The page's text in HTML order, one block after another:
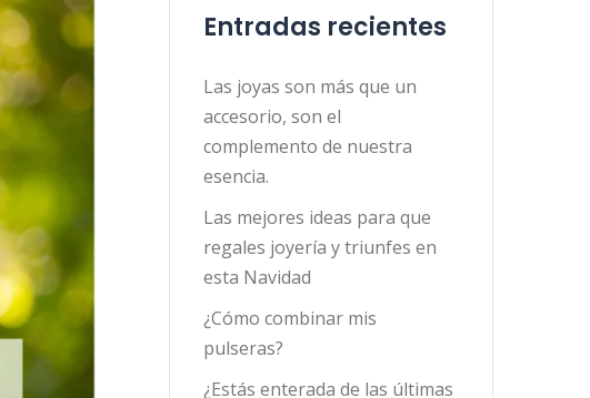
Entradas recientes
Las joyas son más que un
accesorio, son el
complemento de nuestra
esencia.
Las mejores ideas para que
regales joyería y triunfes en
esta Navidad
¿Cómo combinar mis
pulseras?
¿Estás enterada de las últimas